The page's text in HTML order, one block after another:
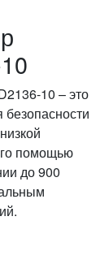
10 – это
помощью
до 900